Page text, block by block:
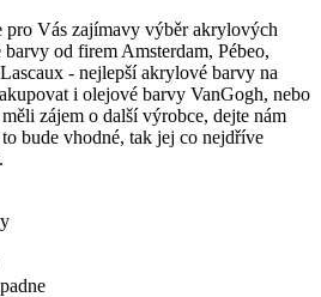
pro Vás zajímavy výběr akrylových
barvy od firem Amsterdam, Pébeo,
- nejlepší akrylové barvy na
i olejové barvy VanGogh, nebo
zájem o další výrobce, dejte nám
bude vhodné, tak jej co nejdříve